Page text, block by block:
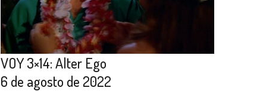
VOY 3×14: Alter Ego
6 de agosto de 2022